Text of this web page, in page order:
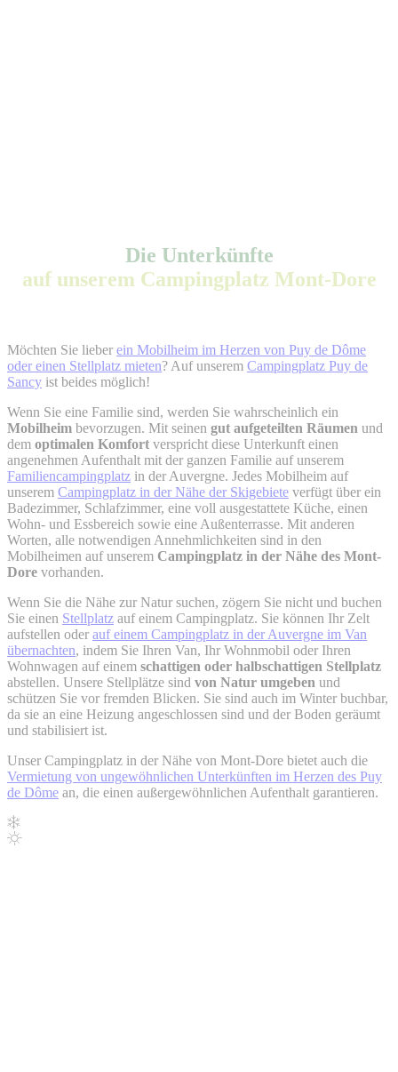
Die Unterkünfte
auf unserem Campingplatz Mont-Dore
Möchten Sie lieber ein Mobilheim im Herzen von Puy de Dôme
oder einen Stellplatz mieten? Auf unserem Campingplatz Puy de
Sancy ist beides möglich!
Wenn Sie eine Familie sind, werden Sie wahrscheinlich ein
Mobilheim bevorzugen. Mit seinen gut aufgeteilten Räumen und
dem optimalen Komfort verspricht diese Unterkunft einen
angenehmen Aufenthalt mit der ganzen Familie auf unserem
Familiencampingplatz in der Auvergne. Jedes Mobilheim auf
unserem Campingplatz in der Nähe der Skigebiete verfügt über ein
Badezimmer, Schlafzimmer, eine voll ausgestattete Küche, einen
Wohn- und Essbereich sowie eine Außenterrasse. Mit anderen
Worten, alle notwendigen Annehmlichkeiten sind in den
Mobilheimen auf unserem Campingplatz in der Nähe des Mont-
Dore vorhanden.
Wenn Sie die Nähe zur Natur suchen, zögern Sie nicht und buchen
Sie einen Stellplatz auf einem Campingplatz. Sie können Ihr Zelt
aufstellen oder auf einem Campingplatz in der Auvergne im Van
übernachten, indem Sie Ihren Van, Ihr Wohnmobil oder Ihren
Wohnwagen auf einem schattigen oder halbschattigen Stellplatz
abstellen. Unsere Stellplätze sind von Natur umgeben und
schützen Sie vor fremden Blicken. Sie sind auch im Winter buchbar,
da sie an eine Heizung angeschlossen sind und der Boden geräumt
und stabilisiert ist.
Unser Campingplatz in der Nähe von Mont-Dore bietet auch die
Vermietung von ungewöhnlichen Unterkünften im Herzen des Puy
de Dôme an, die einen außergewöhnlichen Aufenthalt garantieren.